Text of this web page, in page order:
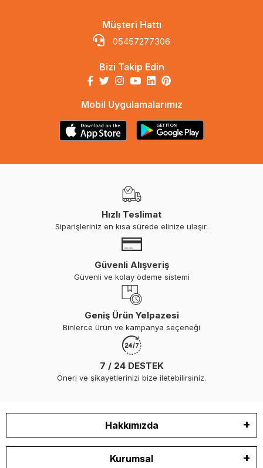
Müşteri Hattı
05457277306
Bizi Takip Edin
Mobil Uygulamalarımız
Hızlı Teslimat
Siparişleriniz en kısa sürede elinize ulaşır.
Güvenli Alışveriş
Güvenli ve kolay ödeme sistemi
Geniş Ürün Yelpazesi
Binlerce ürün ve kampanya seçeneği
7 / 24 DESTEK
Öneri ve şikayetlerinizi bize iletebilirsiniz.
Hakkımızda
Kurumsal